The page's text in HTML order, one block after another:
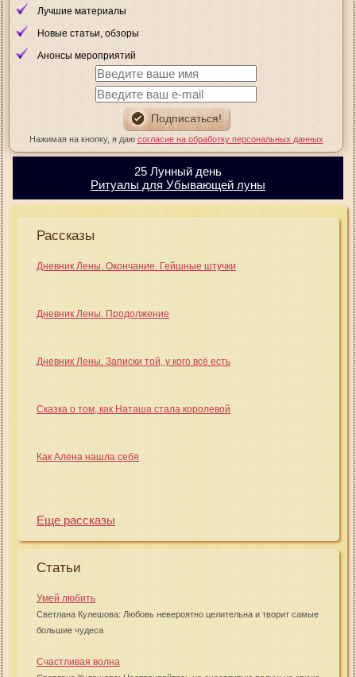
Лучшие материалы
Новые статьи, обзоры
Анонсы мероприятий
Нажимая на кнопку, я даю согласие на обработку персональных данных
25 Лунный день
Ритуалы для Убывающей луны
Рассказы
Дневник Лены. Окончание. Гейшные штучки
Дневник Лены. Продолжение
Дневник Лены. Записки той, у кого всё есть
Сказка о том, как Наташа стала королевой
Как Алена нашла себя
Еще рассказы
Статьи
Умей любить
Светлана Кулешова: Любовь невероятно целительна и творит самые
большие чудеса
Счастливая волна